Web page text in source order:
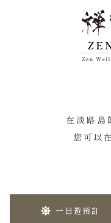
在淡路島
您可以
一日遊預訂